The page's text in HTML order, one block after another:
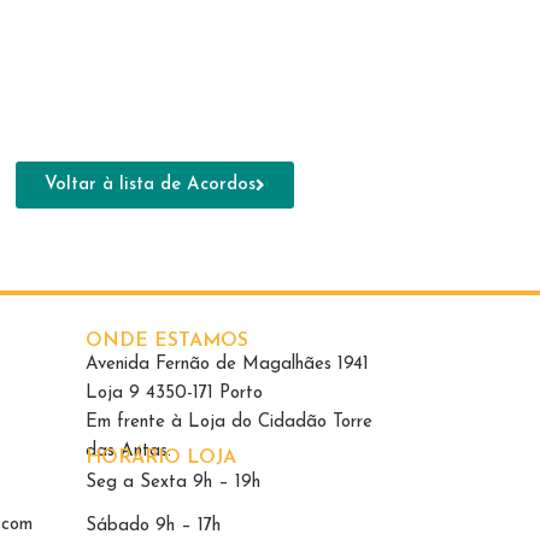
Voltar à lista de Acordos
ONDE ESTAMOS
Avenida Fernão de Magalhães 1941
Loja 9 4350-171 Porto
Em frente à Loja do Cidadão Torre
das Antas.
HORÁRIO LOJA
Seg a Sexta 9h – 19h
Sábado 9h – 17h